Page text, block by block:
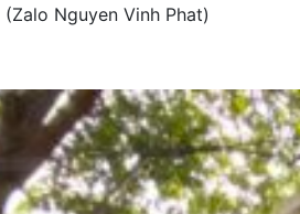
(Zalo Nguyen Vinh Phat)